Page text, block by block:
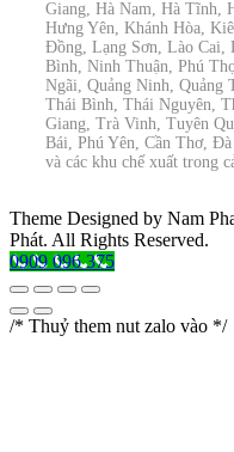
Giang, Hà Nam, Hà Tĩnh,
Hưng Yên, Khánh Hòa,
Đồng, Lạng Sơn, Lào Cai,
Bình, Ninh Thuận, Phú
Ngãi, Quảng Ninh, Quảng
Thái Bình, Thái Nguyên,
Giang, Trà Vinh, Tuyên
Bái, Phú Yên, Cần Thơ,
và các khu chế xuất trong
Theme Designed by Nam
Phát. All Rights Reserved.
0909 096 375
/* Thuỷ them nut zalo vào */